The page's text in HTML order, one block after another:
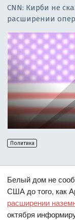
CNN: Кирби не
расширении
Политика
Белый дом не
США до того, как
расширении
октября